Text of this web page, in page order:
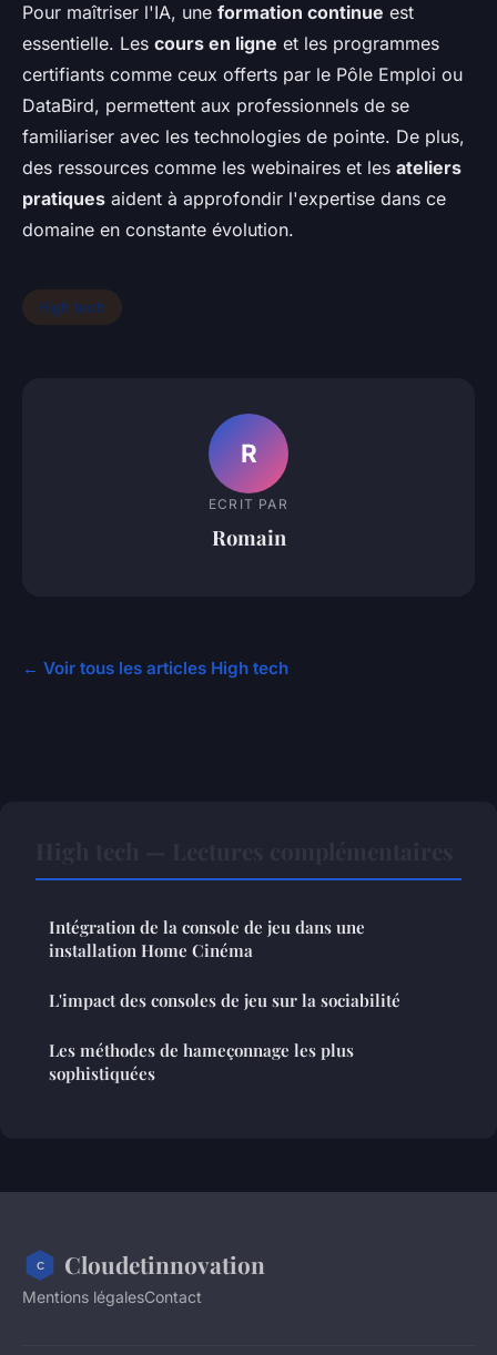
Pour maîtriser l'IA, une formation continue est
essentielle. Les cours en ligne et les programmes
certifiants comme ceux offerts par le Pôle Emploi ou
DataBird, permettent aux professionnels de se
familiariser avec les technologies de pointe. De plus,
des ressources comme les webinaires et les ateliers
pratiques aident à approfondir l'expertise dans ce
domaine en constante évolution.
High tech
R
ECRIT PAR
Romain
← Voir tous les articles High tech
Intégration de la console de jeu dans une
installation Home Cinéma
L'impact des consoles de jeu sur la sociabilité
Les méthodes de hameçonnage les plus
sophistiquées
Cloudetinnovation
Mentions légalesContact